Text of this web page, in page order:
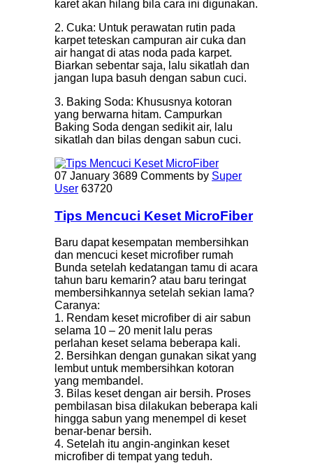
karet akan hilang bila cara ini digunakan.
2. Cuka: Untuk perawatan rutin pada
karpet teteskan campuran air cuka dan
air hangat di atas noda pada karpet.
Biarkan sebentar saja, lalu sikatlah dan
jangan lupa basuh dengan sabun cuci.
3. Baking Soda: Khususnya kotoran
yang berwarna hitam. Campurkan
Baking Soda dengan sedikit air, lalu
sikatlah dan bilas dengan sabun cuci.
07 January 3689 Comments by Super
User 63720
Tips Mencuci Keset MicroFiber
Baru dapat kesempatan membersihkan
dan mencuci keset microfiber rumah
Bunda setelah kedatangan tamu di acara
tahun baru kemarin? atau baru teringat
membersihkannya setelah sekian lama?
Caranya:
1. Rendam keset microfiber di air sabun
selama 10 – 20 menit lalu peras
perlahan keset selama beberapa kali.
2. Bersihkan dengan gunakan sikat yang
lembut untuk membersihkan kotoran
yang membandel.
3. Bilas keset dengan air bersih. Proses
pembilasan bisa dilakukan beberapa kali
hingga sabun yang menempel di keset
benar-benar bersih.
4. Setelah itu angin-anginkan keset
microfiber di tempat yang teduh.